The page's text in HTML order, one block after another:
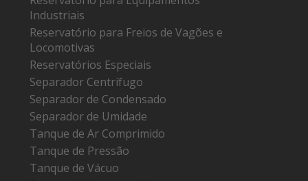
Industriais
Reservatório para Freios de Vagões e
Locomotivas
Reservatórios Especiais
Separador Centrífugo
Separador de Condensado
Separador de Umidade
Tanque de Ar Comprimido
Tanque de Pressão
Tanque de Vácuo